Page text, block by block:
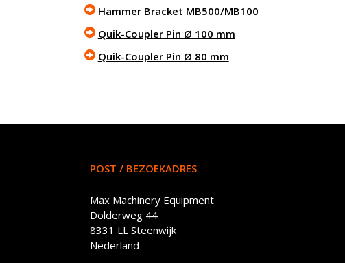
Hammer Bracket MB500/MB100
Quik-Coupler Pin Ø 100 mm
Quik-Coupler Pin Ø 80 mm
POST / BEZOEKADRES
Max Machinery Equipment
Dolderweg 44
8331 LL Steenwijk
Nederland